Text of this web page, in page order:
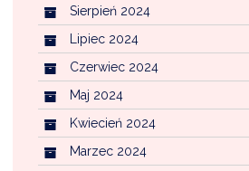
Sierpień 2024
Lipiec 2024
Czerwiec 2024
Maj 2024
Kwiecień 2024
Marzec 2024